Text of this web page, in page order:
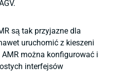
są tak przyjazne dla
uruchomić z kieszeni
można konfigurować i
interfejsów